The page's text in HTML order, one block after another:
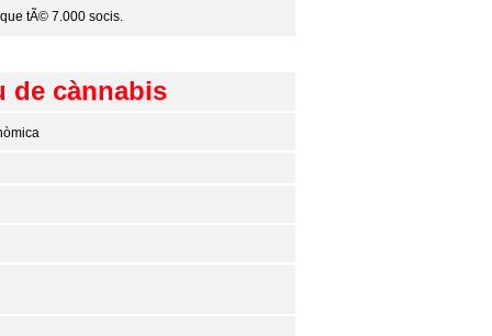
tÃ© 7.000 socis.
de cànnabis